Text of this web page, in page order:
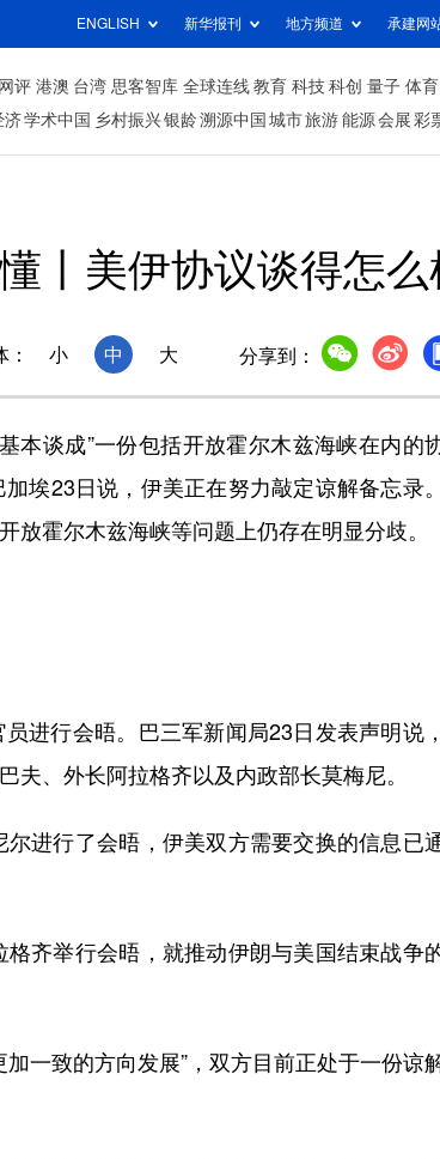
ENGLISH 新华报刊 地方频道 承建网
网评 港澳 台湾 思客智库 全球连线 教育 科技 科创 量子 体育
济学术中国 乡村振兴银龄溯源中国 城市旅游 能源 会展 彩
丨美伊协议谈得怎么
： 小 中 大 分享到：
谈成”一份包括开放霍尔木兹海峡在内的
埃23日说，伊美正在努力敲定谅解备忘录。
放霍尔木兹海峡等问题上仍存在明显分歧。
行会晤。巴三军新闻局23日发表声明说，
夫、外长阿拉格齐以及内政部长莫梅尼。
进行了会晤，伊美双方需要交换的信息已
齐举行会晤，就推动伊朗与美国结束战争
一致的方向发展”，双方目前正处于一份谅